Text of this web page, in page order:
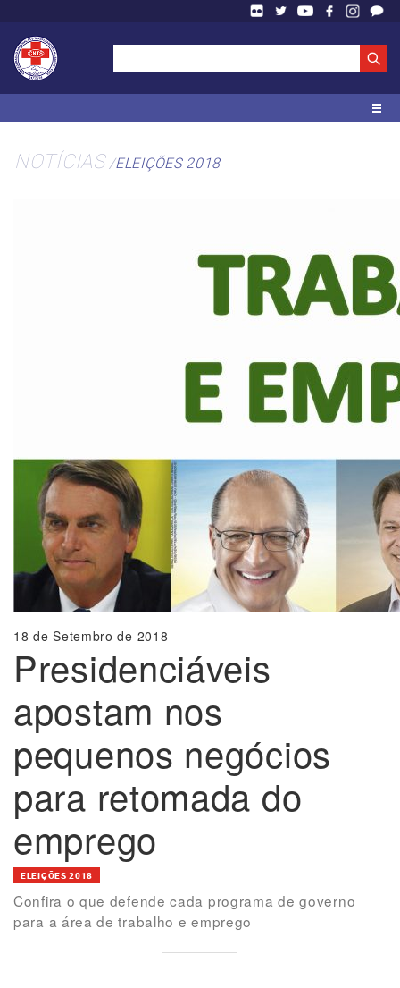
NOTÍCIAS ELEIÇÕES 2018
18 de Setembro de 2018
Presidenciáveis
apostam nos
pequenos negócios
para retomada do
emprego
ELEIÇÕES 2018
Confira o que defende cada programa de governo
para a área de trabalho e emprego